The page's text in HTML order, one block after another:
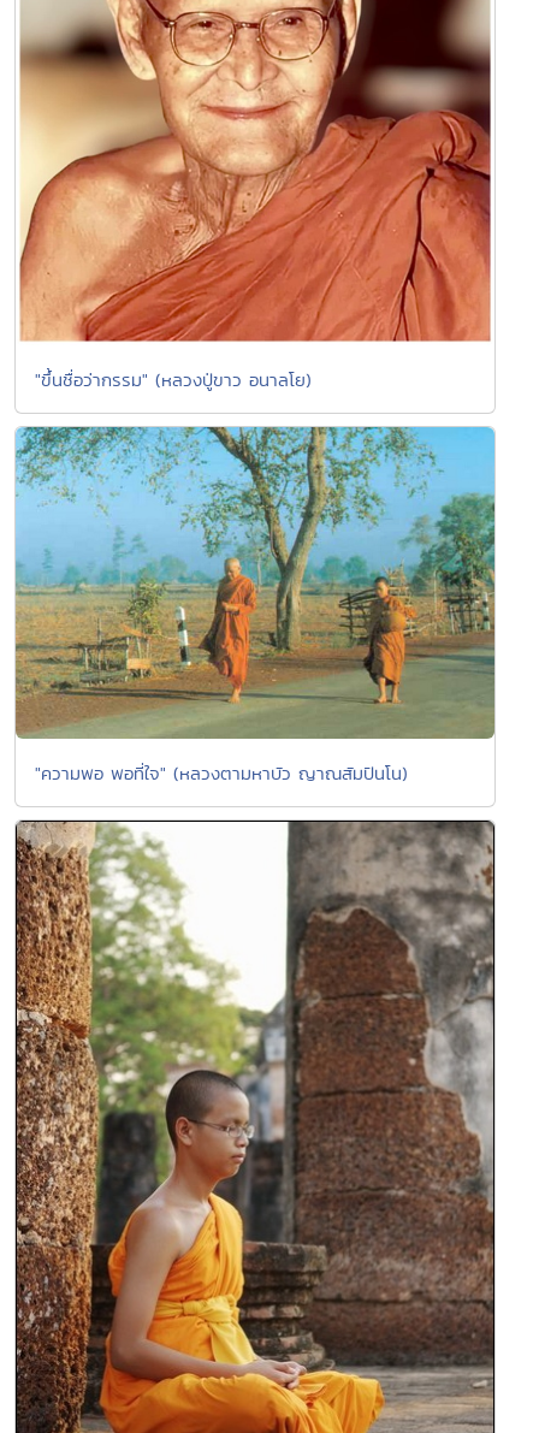
"ขึ้นชื่อว่ากรรม" (หลวงปู่ขาว อนาลโย)
"ความพอ พอที่ใจ" (หลวงตามหาบัว ญาณสัมปันโน)